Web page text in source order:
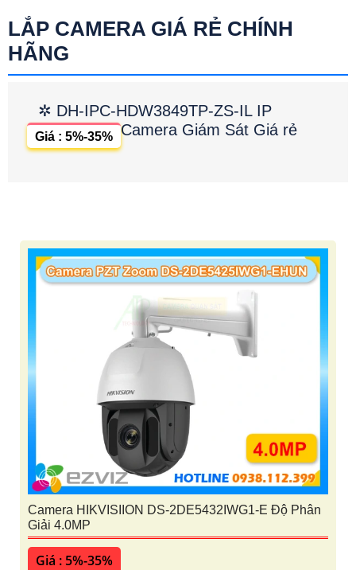
LẮP CAMERA GIÁ RẺ CHÍNH
HÃNG
✲ DH-IPC-HDW3849TP-ZS-IL IP
Camera Giám Sát Giá rẻ
Giá : 5%-35%
Camera HIKVISIION DS-2DE5432IWG1-E Độ Phân
Giải 4.0MP
Giá : 5%-35%